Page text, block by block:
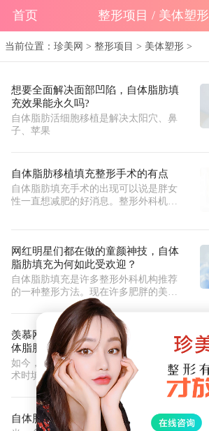
首页 整形项目 / 美体塑形
当前位置：珍美网 >整形项目 > 美体塑形 >
想要全面解决面部凹陷，自体脂肪填
充效果能永久吗?
自体脂肪活细胞移植是解决太阳穴、鼻
子、苹果
自体脂肪移植填充整形手术的有点
自体脂肪填充手术的出现可以说是胖女
性一直想减肥的好消息。整形外科机构
网红明星们都在做的童颜神技，自体
脂肪填充为何如此受欢迎？
自体脂肪填充是许多整形外科机构推荐
的一种整形方法。现在许多肥胖的美容
羡慕网红都有babyface？其实都是自
体脂肪填充的功劳！
如今，许多美容寻求者喜欢在做整形手
术时填充自体脂肪。主要原因是自体脂
自体脂肪除皱的安全吗